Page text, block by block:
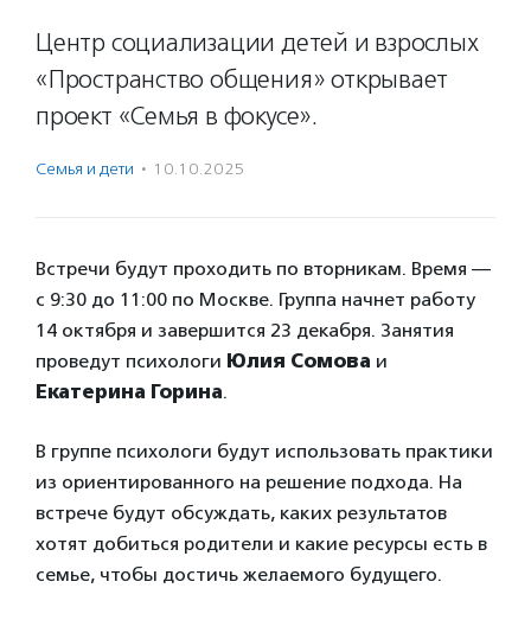
Центр социализации детей и взрослых
«Пространство общения» открывает
проект «Семья в фокусе».
Семья и дети · 10.10.2025
Встречи будут проходить по вторникам. Время —
с 9:30 до 11:00 по Москве. Группа начнет работу
14 октября и завершится 23 декабря. Занятия
проведут психологи Юлия Сомова и
Екатерина Горина.
В группе психологи будут использовать практики
из ориентированного на решение подхода. На
встрече будут обсуждать, каких результатов
хотят добиться родители и какие ресурсы есть в
семье, чтобы достичь желаемого будущего.